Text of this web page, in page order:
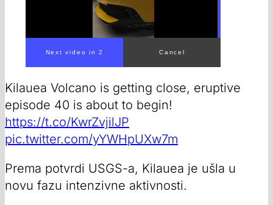
Kilauea Volcano is getting close, eruptive
episode 40 is about to begin!
https://t.co/KwrZvjilJP
pic.twitter.com/yYWHpUXw7m
Prema potvrdi USGS-a, Kilauea je ušla u
novu fazu intenzivne aktivnosti.